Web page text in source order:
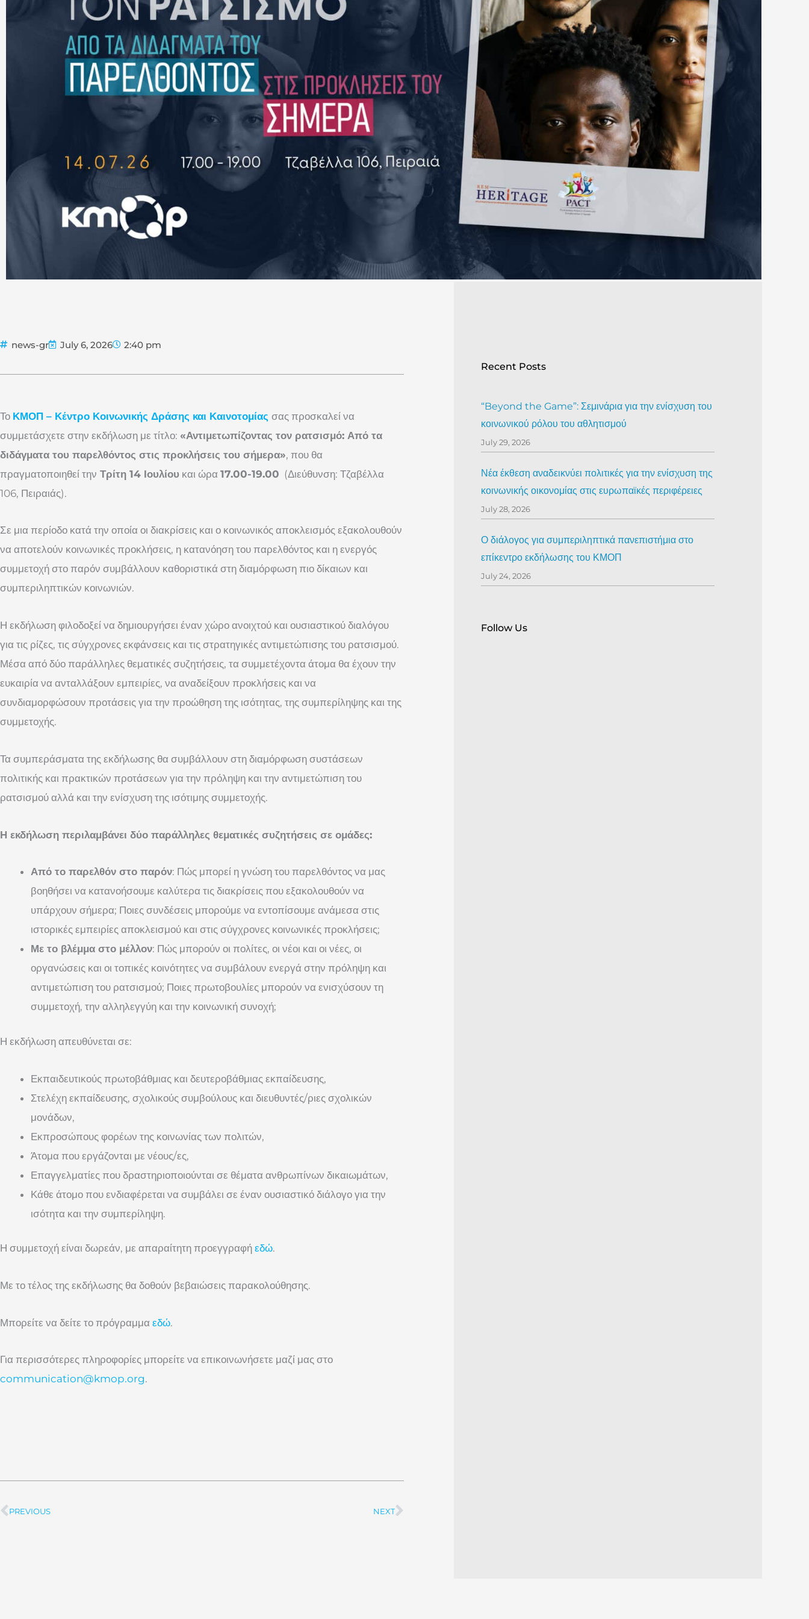
news-gr July 6, 2026 2:40 pm
Το ΚΜΟΠ – Κέντρο Κοινωνικής Δράσης και Καινοτομίας σας προσκαλεί να
συμμετάσχετε στην εκδήλωση με τίτλο: «Αντιμετωπίζοντας τον ρατσισμό: Από τα
διδάγματα του παρελθόντος στις προκλήσεις του σήμερα», που θα
πραγματοποιηθεί την Τρίτη 14 Ιουλίου και ώρα 17.00-19.00 (Διεύθυνση: Τζαβέλλα
106, Πειραιάς).
Σε μια περίοδο κατά την οποία οι διακρίσεις και ο κοινωνικός αποκλεισμός εξακολουθούν
να αποτελούν κοινωνικές προκλήσεις, η κατανόηση του παρελθόντος και η ενεργός
συμμετοχή στο παρόν συμβάλλουν καθοριστικά στη διαμόρφωση πιο δίκαιων και
συμπεριληπτικών κοινωνιών.
Η εκδήλωση φιλοδοξεί να δημιουργήσει έναν χώρο ανοιχτού και ουσιαστικού διαλόγου
για τις ρίζες, τις σύγχρονες εκφάνσεις και τις στρατηγικές αντιμετώπισης του ρατσισμού.
Μέσα από δύο παράλληλες θεματικές συζητήσεις, τα συμμετέχοντα άτομα θα έχουν την
ευκαιρία να ανταλλάξουν εμπειρίες, να αναδείξουν προκλήσεις και να
συνδιαμορφώσουν προτάσεις για την προώθηση της ισότητας, της συμπερίληψης και της
συμμετοχής.
Τα συμπεράσματα της εκδήλωσης θα συμβάλλουν στη διαμόρφωση συστάσεων
πολιτικής και πρακτικών προτάσεων για την πρόληψη και την αντιμετώπιση του
ρατσισμού αλλά και την ενίσχυση της ισότιμης συμμετοχής.
Η εκδήλωση περιλαμβάνει δύο παράλληλες θεματικές συζητήσεις σε ομάδες:
Από το παρελθόν στο παρόν: Πώς μπορεί η γνώση του παρελθόντος να μας
βοηθήσει να κατανοήσουμε καλύτερα τις διακρίσεις που εξακολουθούν να
υπάρχουν σήμερα; Ποιες συνδέσεις μπορούμε να εντοπίσουμε ανάμεσα στις
ιστορικές εμπειρίες αποκλεισμού και στις σύγχρονες κοινωνικές προκλήσεις;
Με το βλέμμα στο μέλλον: Πώς μπορούν οι πολίτες, οι νέοι και οι νέες, οι
οργανώσεις και οι τοπικές κοινότητες να συμβάλουν ενεργά στην πρόληψη και
αντιμετώπιση του ρατσισμού; Ποιες πρωτοβουλίες μπορούν να ενισχύσουν τη
συμμετοχή, την αλληλεγγύη και την κοινωνική συνοχή;
Η εκδήλωση απευθύνεται σε:
Εκπαιδευτικούς πρωτοβάθμιας και δευτεροβάθμιας εκπαίδευσης,
Στελέχη εκπαίδευσης, σχολικούς συμβούλους και διευθυντές/ριες σχολικών
μονάδων,
Εκπροσώπους φορέων της κοινωνίας των πολιτών,
Άτομα που εργάζονται με νέους/ες,
Επαγγελματίες που δραστηριοποιούνται σε θέματα ανθρωπίνων δικαιωμάτων,
Κάθε άτομο που ενδιαφέρεται να συμβάλει σε έναν ουσιαστικό διάλογο για την
ισότητα και την συμπερίληψη.
Η συμμετοχή είναι δωρεάν, με απαραίτητη προεγγραφή εδώ.
Με το τέλος της εκδήλωσης θα δοθούν βεβαιώσεις παρακολούθησης.
Μπορείτε να δείτε το πρόγραμμα εδώ.
Για περισσότερες πληροφορίες μπορείτε να επικοινωνήσετε μαζί μας στο
communication@kmop.org.
Prev
PREVIOUS NEXTNext
Recent Posts
“Beyond the Game”: Σεμινάρια για την ενίσχυση του
κοινωνικού ρόλου του αθλητισμού
July 29, 2026
Νέα έκθεση αναδεικνύει πολιτικές για την ενίσχυση της
κοινωνικής οικονομίας στις ευρωπαϊκές περιφέρειες
July 28, 2026
Ο διάλογος για συμπεριληπτικά πανεπιστήμια στο
επίκεντρο εκδήλωσης του ΚΜΟΠ
July 24, 2026
Follow Us